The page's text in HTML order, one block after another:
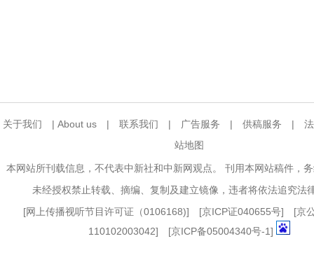
关于我们 | About us | 联系我们 | 广告服务 | 供稿服务 |
站地图
本网站所刊载信息，不代表中新社和中新网观点。 刊用本网站稿件，
未经授权禁止转载、摘编、复制及建立镜像，违者将依法追究法
[网上传播视听节目许可证（0106168)] [京ICP证040655号] [京
110102003042] [京ICP备05004340号-1]